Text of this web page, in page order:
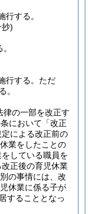
行する。
)
行する。 ただ
。
律の一部を改正す
において「改正
による改正前の
業をしたことの
している職員を
正後の育児休業
の事情には、改
休業に係る子が
することとなっ